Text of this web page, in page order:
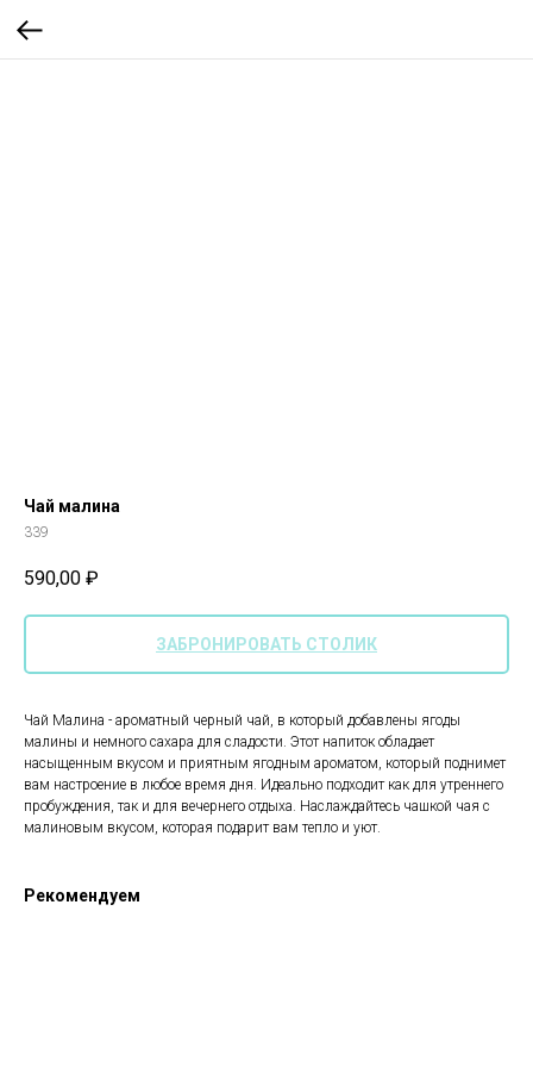
Чай малина
339
590,00 ₽
ЗАБРОНИРОВАТЬ СТОЛИК
Чай Малина - ароматный черный чай, в который добавлены ягоды
малины и немного сахара для сладости. Этот напиток обладает
насыщенным вкусом и приятным ягодным ароматом, который поднимет
вам настроение в любое время дня. Идеально подходит как для утреннего
пробуждения, так и для вечернего отдыха. Наслаждайтесь чашкой чая с
малиновым вкусом, которая подарит вам тепло и уют.
Рекомендуем